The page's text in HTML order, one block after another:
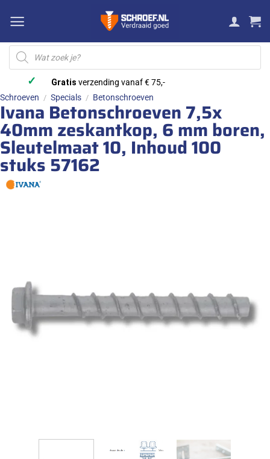
naar
inhoud
Producten
zoeken
✓ Gratis verzending vanaf € 75,-
Schroeven / Specials / Betonschroeven
Ivana Betonschroeven 7,5x
40mm zeskantkop, 6 mm boren,
Sleutelmaat 10, Inhoud 100
stuks 57162